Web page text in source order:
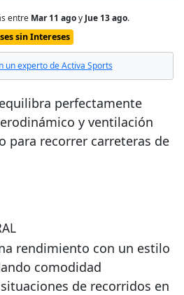
entre Mar 11 agoy Jue 13 ago.
sin Intereses
un experto de Activa Sports
perfectamente
y ventilación
para recorrer carreteras de
rendimiento con un estilo
comodidad
de recorridos en